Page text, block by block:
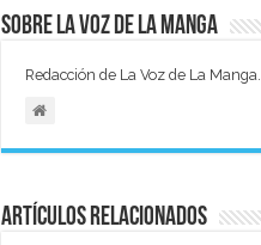
Sobre La Voz de La Manga
Redacción de La Voz de La Manga.
Artículos relacionados